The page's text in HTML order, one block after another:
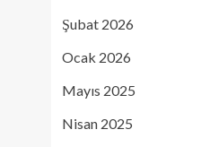
Şubat 2026
Ocak 2026
Mayıs 2025
Nisan 2025